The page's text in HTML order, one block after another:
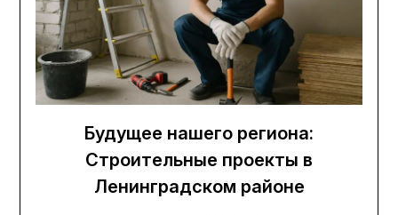
Будущее нашего региона:
Строительные проекты в
Ленинградском районе